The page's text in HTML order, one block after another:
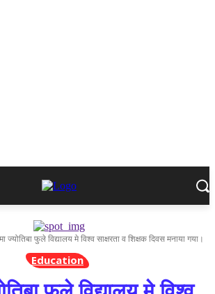
ज्योतिबा फुले विद्यालय मे विश्व साक्षरता व शिक्षक दिवस मनाया गया।
Education